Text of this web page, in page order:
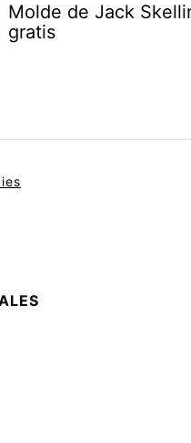
Molde de Jack
gratis